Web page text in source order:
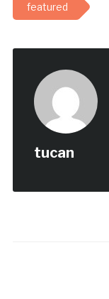
featured
tucan